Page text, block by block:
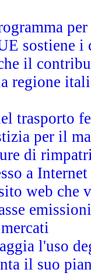
sostiene
il
regione
trasporto
per il
di
a
web che
l'uso
il suo